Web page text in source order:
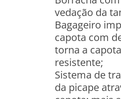
vedação da
Bagageiro
capota com
torna a
resistente;
Sistema de
da picape